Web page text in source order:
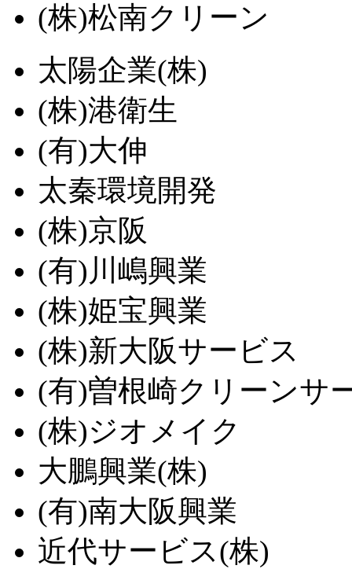
(株)松南クリーン
太陽企業(株)
(株)港衛生
(有)大伸
太秦環境開発
(株)京阪
(有)川嶋興業
(株)姫宝興業
(株)新大阪サービス
(有)曽根崎クリーンサ
(株)ジオメイク
大鵬興業(株)
(有)南大阪興業
近代サービス(株)